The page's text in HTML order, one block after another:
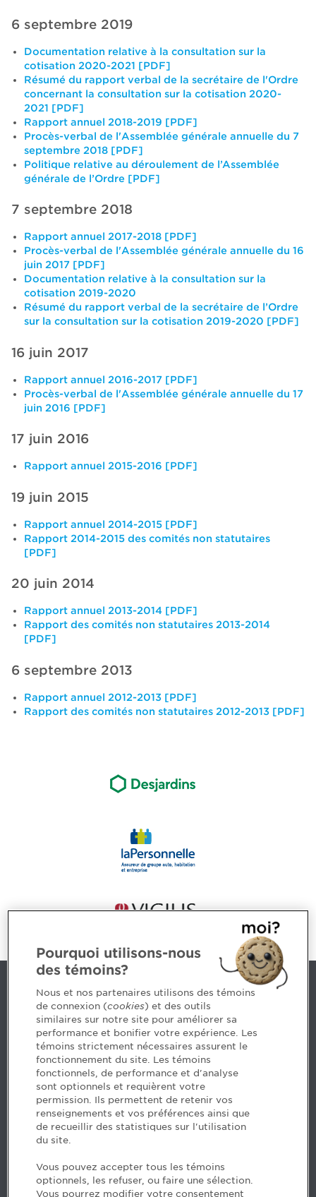
6 septembre 2019
Documentation relative à la consultation sur la
cotisation 2020-2021 [PDF]
Résumé du rapport verbal de la secrétaire de l'Ordre
concernant la consultation sur la cotisation 2020-
2021 [PDF]
Rapport annuel 2018-2019 [PDF]
Procès-verbal de l'Assemblée générale annuelle du 7
septembre 2018 [PDF]
Politique relative au déroulement de l’Assemblée
générale de l’Ordre [PDF]
7 septembre 2018
Rapport annuel 2017-2018 [PDF]
Procès-verbal de l'Assemblée générale annuelle du 16
juin 2017 [PDF]
Documentation relative à la consultation sur la
cotisation 2019-2020
Résumé du rapport verbal de la secrétaire de l’Ordre
sur la consultation sur la cotisation 2019-2020 [PDF]
16 juin 2017
Rapport annuel 2016-2017 [PDF]
Procès-verbal de l'Assemblée générale annuelle du 17
juin 2016 [PDF]
17 juin 2016
Rapport annuel 2015-2016 [PDF]
19 juin 2015
Rapport annuel 2014-2015 [PDF]
Rapport 2014-2015 des comités non statutaires
[PDF]
20 juin 2014
Rapport annuel 2013-2014 [PDF]
Rapport des comités non statutaires 2013-2014
[PDF]
6 septembre 2013
Rapport annuel 2012-2013 [PDF]
Rapport des comités non statutaires 2012-2013 [PDF]
Nous joindre
5, Place Ville Marie, bureau 800, Montréal (Québec)
H3B 2G2
www.cpaquebec.ca
Des questions? Faites appel à notre équipe >
Envie de mettre de l’Ordre dans votre carrière? Voyez
les postes disponibles >
Facebook - Devenir CPA
Instagram
Pourquoi utilisons-nous
des témoins?
Nous et nos partenaires utilisons des témoins
de connexion (cookies) et des outils
similaires sur notre site pour améliorer sa
performance et bonifier votre expérience. Les
témoins strictement nécessaires assurent le
fonctionnement du site. Les témoins
fonctionnels, de performance et d'analyse
sont optionnels et requièrent votre
permission. Ils permettent de retenir vos
renseignements et vos préférences ainsi que
de recueillir des statistiques sur l'utilisation
du site.
Vous pouvez accepter tous les témoins
optionnels, les refuser, ou faire une sélection.
Vous pourrez modifier votre consentement